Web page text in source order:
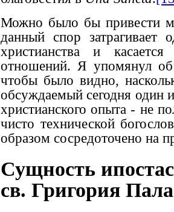
Можно было бы привести
данный спор затрагивает
христианства и
отношений. Я упомянул об
чтобы было видно,
обсуждаемый сегодня один
христианского опыта - не
чисто технической
образом сосредоточено на
Сущность
св. Григория